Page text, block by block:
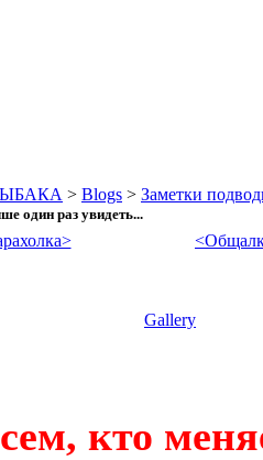
> Blogs > Заметки
один раз увидеть...
Gallery
кто